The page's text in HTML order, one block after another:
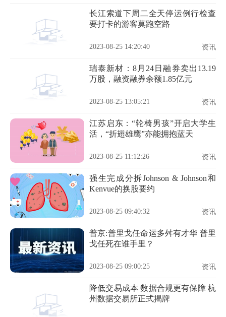
长江索道下周二全天停运例行检查
要打卡的游客莫跑空路
2023-08-25 14:20:40 资讯
瑞泰新材：8月24日融券卖出13.19
万股，融资融券余额1.85亿元
2023-08-25 13:05:21 资讯
江苏启东：“轮椅男孩”开启大学生
活，“折翅雄鹰”亦能拥抱蓝天
2023-08-25 11:12:26 资讯
强生完成分拆Johnson & Johnson和
Kenvue的换股要约
2023-08-25 09:40:32 资讯
普京:普里戈任命运多舛有才华 普里
戈任死在谁手里？
2023-08-25 09:00:25 资讯
降低交易成本 数据合规更有保障 杭
州数据交易所正式揭牌